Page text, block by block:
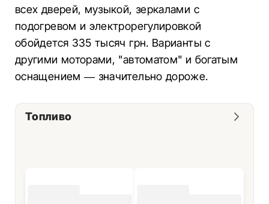
всех дверей, музыкой, зеркалами с
подогревом и электрорегулировкой
обойдется 335 тысяч грн. Варианты с
другими моторами, "автоматом" и богатым
оснащением — значительно дороже.
Топливо